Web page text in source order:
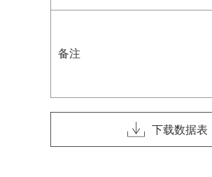
备注
下载数据表